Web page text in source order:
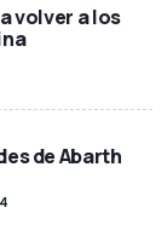
volver a los
de Abarth